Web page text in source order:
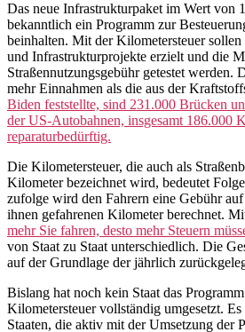
Das neue Infrastrukturpaket im Wert von
bekanntlich ein Programm zur
beinhalten. Mit der Kilometersteuer
und Infrastrukturprojekte erzielt und die
Straßennutzungsgebühr getestet werden.
mehr Einnahmen als die aus der
Biden feststellte, sind 231.000 Brücken
der US-Autobahnen, insgesamt 186.000
reparaturbedürftig.
Die Kilometersteuer, die auch als
Kilometer bezeichnet wird, bedeutet
zufolge wird den Fahrern eine Gebühr
ihnen gefahrenen Kilometer berechnet.
mehr Sie fahren, desto mehr Steuern
von Staat zu Staat unterschiedlich. Die
auf der Grundlage der jährlich
Bislang hat noch kein Staat das
Kilometersteuer vollständig umgesetzt.
Staaten, die aktiv mit der Umsetzung der